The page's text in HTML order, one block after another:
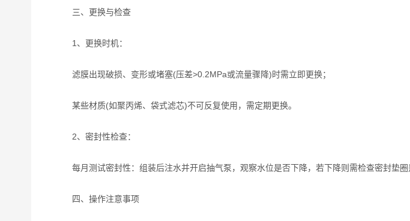
三、更换与检查
‌1、更换时机‌：
滤膜出现破损、变形或堵塞(压差>0.2MPa或流量骤降)时需立即更换；
某些材质(如聚丙烯、袋式滤芯)不可反复使用，需定期更换。
‌2、密封性检查‌：
每月测试密封性：组装后注水并开启抽气泵，观察水位是否下降，若下降则需检查密封垫圈
四、操作注意事项